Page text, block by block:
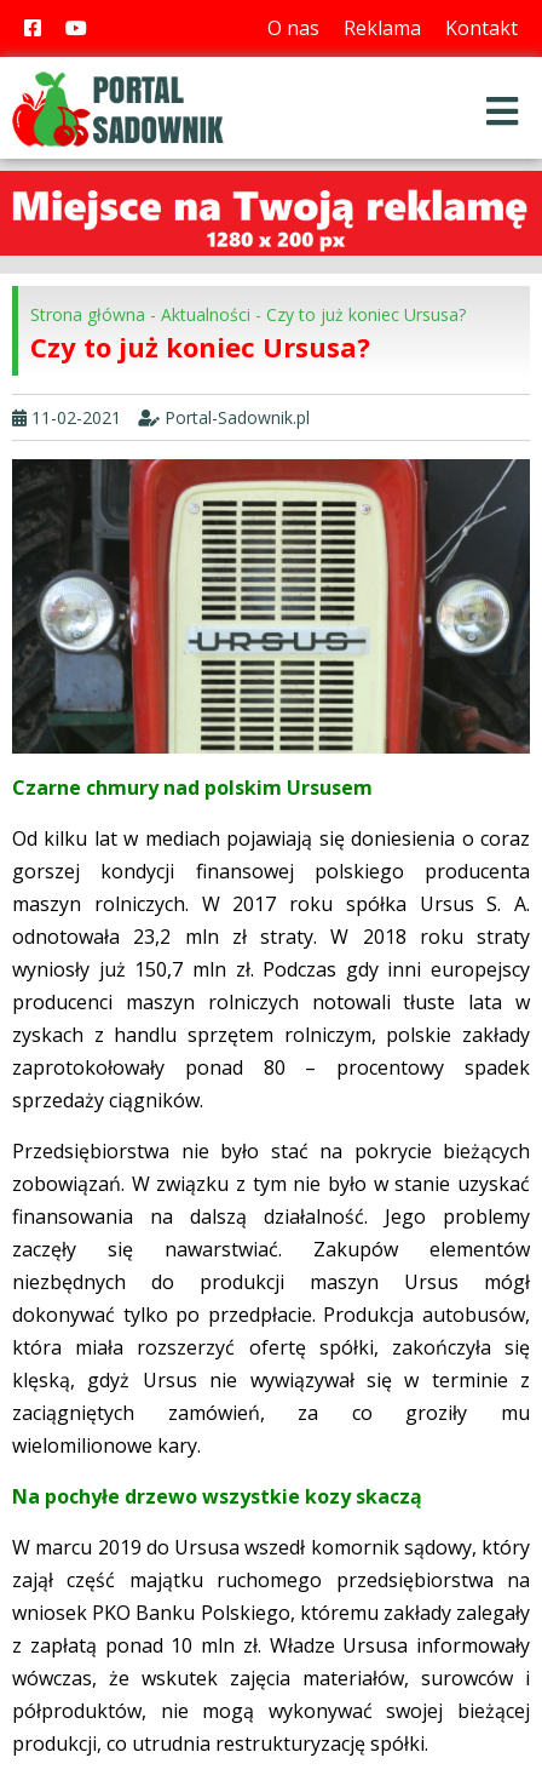
O nas Reklama Kontakt
Strona główna - Aktualności - Czy to już koniec Ursusa?
Czy to już koniec Ursusa?
11-02-2021 Portal-Sadownik.pl
Czarne chmury nad polskim Ursusem
Od kilku lat w mediach pojawiają się doniesienia o coraz
gorszej kondycji finansowej polskiego producenta
maszyn rolniczych. W 2017 roku spółka Ursus S. A.
odnotowała 23,2 mln zł straty. W 2018 roku straty
wyniosły już 150,7 mln zł. Podczas gdy inni europejscy
producenci maszyn rolniczych notowali tłuste lata w
zyskach z handlu sprzętem rolniczym, polskie zakłady
zaprotokołowały ponad 80 – procentowy spadek
sprzedaży ciągników.
Przedsiębiorstwa nie było stać na pokrycie bieżących
zobowiązań. W związku z tym nie było w stanie uzyskać
finansowania na dalszą działalność. Jego problemy
zaczęły się nawarstwiać. Zakupów elementów
niezbędnych do produkcji maszyn Ursus mógł
dokonywać tylko po przedpłacie. Produkcja autobusów,
która miała rozszerzyć ofertę spółki, zakończyła się
klęską, gdyż Ursus nie wywiązywał się w terminie z
zaciągniętych zamówień, za co groziły mu
wielomilionowe kary.
Na pochyłe drzewo wszystkie kozy skaczą
W marcu 2019 do Ursusa wszedł komornik sądowy, który
zajął część majątku ruchomego przedsiębiorstwa na
wniosek PKO Banku Polskiego, któremu zakłady zalegały
z zapłatą ponad 10 mln zł. Władze Ursusa informowały
wówczas, że wskutek zajęcia materiałów, surowców i
półproduktów, nie mogą wykonywać swojej bieżącej
produkcji, co utrudnia restrukturyzację spółki.